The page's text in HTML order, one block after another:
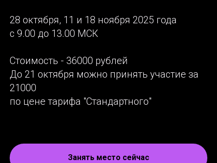
28 октября, 11 и 18 ноября 2025 года
с 9.00 до 13.00 МСК
Стоимость - 36000 рублей
До 21 октября можно принять участие за
21000
по цене тарифа "Стандартного"
Занять место сейчас